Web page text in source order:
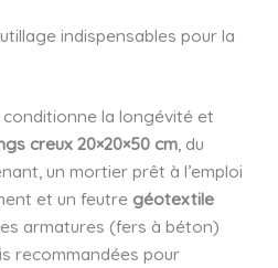
indispensables pour la
la longévité et
creux 20×20×50 cm, du
un mortier prêt à l’emploi
et un feutre géotextile
armatures (fers à béton)
recommandées pour